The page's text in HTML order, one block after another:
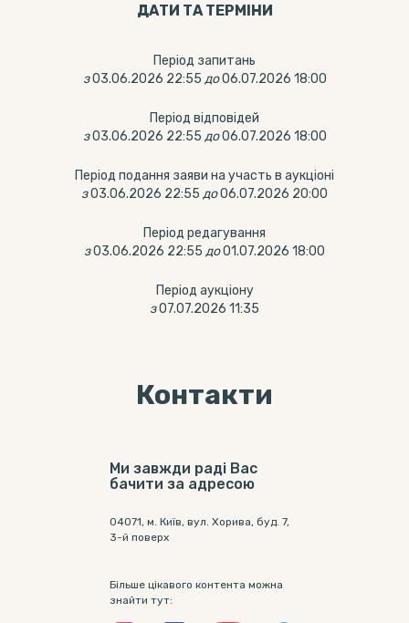
ДАТИ ТА ТЕРМIНИ
Період запитань
з 03.06.2026 22:55 до 06.07.2026 18:00
Період відповідей
з 03.06.2026 22:55 до 06.07.2026 18:00
Період подання заяви на участь в аукціоні
з03.06.2026 22:55 до06.07.2026 20:00
Період редагування
з03.06.2026 22:55 до01.07.2026 18:00
Період аукціону
з07.07.2026 11:35
Контакти
Ми завжди раді Вас
бачити за адресою
04071, м. Київ, вул. Хорива, буд. 7,
3-й поверх
Більше цікавого контента можна
знайти тут: